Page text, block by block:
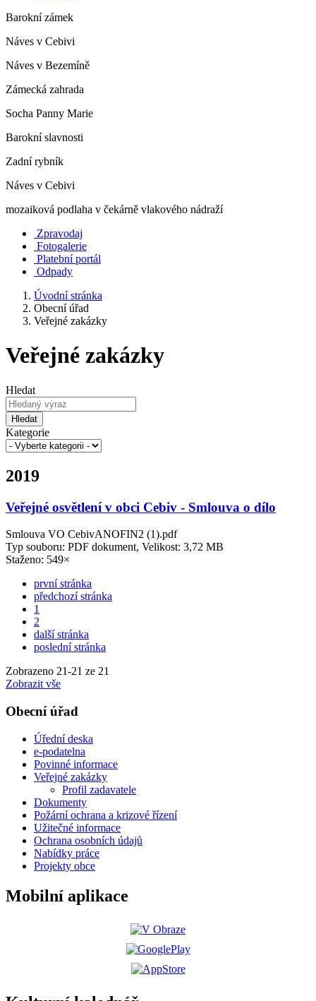
Barokní zámek
Náves v Cebivi
Náves v Bezemíně
Zámecká zahrada
Socha Panny Marie
Barokní slavnosti
Zadní rybník
Náves v Cebivi
mozaiková podlaha v čekárně vlakového nádraží
Zpravodaj
Fotogalerie
Platební portál
Odpady
Úvodní stránka
Obecní úřad
Veřejné zakázky
Veřejné zakázky
Hledat
Hledat
Kategorie
2019
Veřejné osvětlení v obci Cebiv - Smlouva o dílo
Smlouva VO CebivANOFIN2 (1).pdf
Typ souboru: PDF dokument, Velikost: 3,72 MB
Staženo: 549×
první stránka
předchozí stránka
1
2
další stránka
poslední stránka
Zobrazeno 21-21 ze 21
Zobrazit vše
Obecní úřad
Úřední deska
e-podatelna
Povinné informace
Veřejné zakázky
Profil zadavatele
Dokumenty
Požární ochrana a krizové řízení
Užitečné informace
Ochrana osobních údajů
Nabídky práce
Projekty obce
Mobilní aplikace